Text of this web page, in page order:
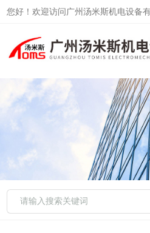
您好！欢迎访问广州汤米斯机电设备